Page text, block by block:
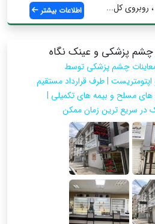
، روبروی کل... اطلاعات بیشتر
پزشکی و عینک نگاه
معاینات چشم پزشکی توسط
| طرف قرارداد مستقیم
های مسلح و بیمه های تکمیلی |
در سریع ترین زمان ممکن